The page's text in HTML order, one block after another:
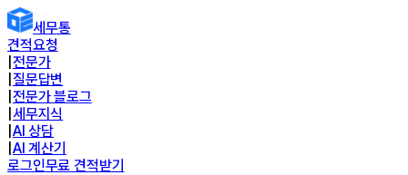
세무통
견적요청
전문가
질문답변
전문가 블로그
세무지식
AI 상담
AI 계산기
로그인무료 견적받기